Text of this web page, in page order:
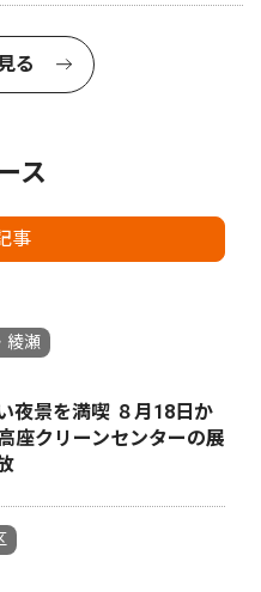
る
ス
事
綾瀬
夜景を満喫 ８月18日か
座クリーンセンターの展